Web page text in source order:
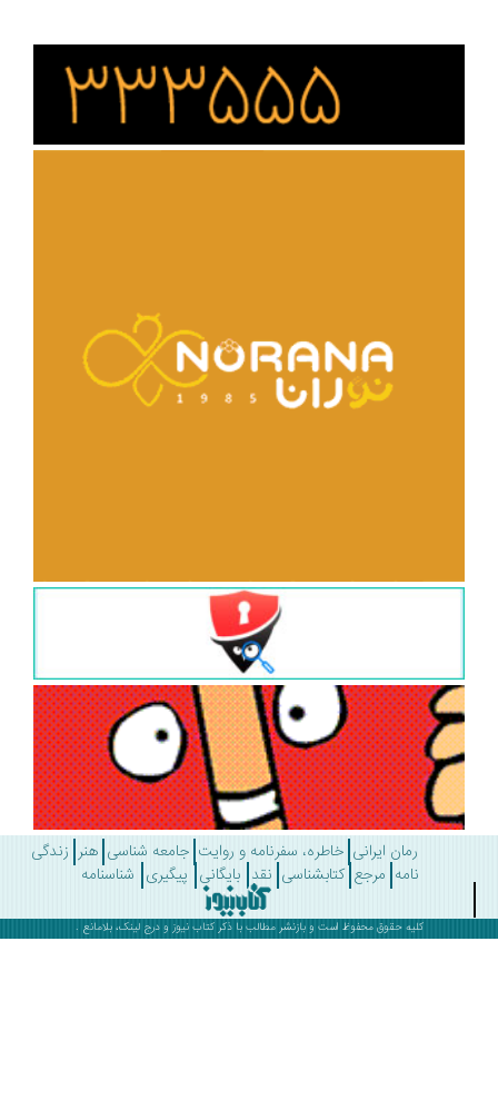
رمان ایرانی خاطره، سفرنامه و روایت جامعه شناسی هنر زندگی
مرجع کتابشناسی نقد بایگانی پیگیری شناسنامه
کلیه حقوق محفوظ است و بازنشر مطالب با ذکرکتاب نیوز و درج لینک، بلامانع .